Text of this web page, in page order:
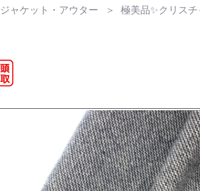
ジャケット・アウター 極美品✨クリス